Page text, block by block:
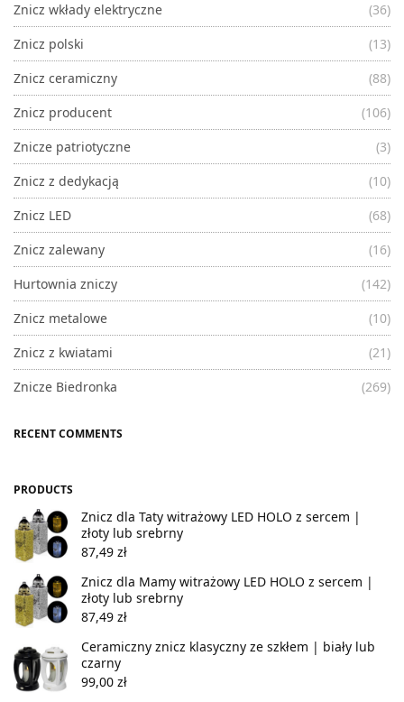
Znicz wkłady elektryczne
(36)
Znicz polski
(13)
Znicz ceramiczny
(88)
Znicz producent
(106)
Znicze patriotyczne
(3)
Znicz z dedykacją
(10)
Znicz LED
(68)
Znicz zalewany
(16)
Hurtownia zniczy
(142)
Znicz metalowe
(10)
Znicz z kwiatami
(21)
Znicze Biedronka
(269)
RECENT COMMENTS
PRODUCTS
Znicz dla Taty witrażowy LED HOLO z sercem |
złoty lub srebrny
87,49 zł
Znicz dla Mamy witrażowy LED HOLO z sercem |
złoty lub srebrny
87,49 zł
Ceramiczny znicz klasyczny ze szkłem | biały lub
czarny
99,00 zł